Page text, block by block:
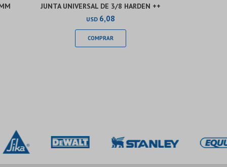
JUNTA UNIVERSAL DE 3/8 HARDEN ++
USD 6,08